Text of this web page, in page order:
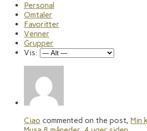
Personal
Omtaler
Favoritter
Venner
Grupper
Vis:
Ciao commented on the post, Min